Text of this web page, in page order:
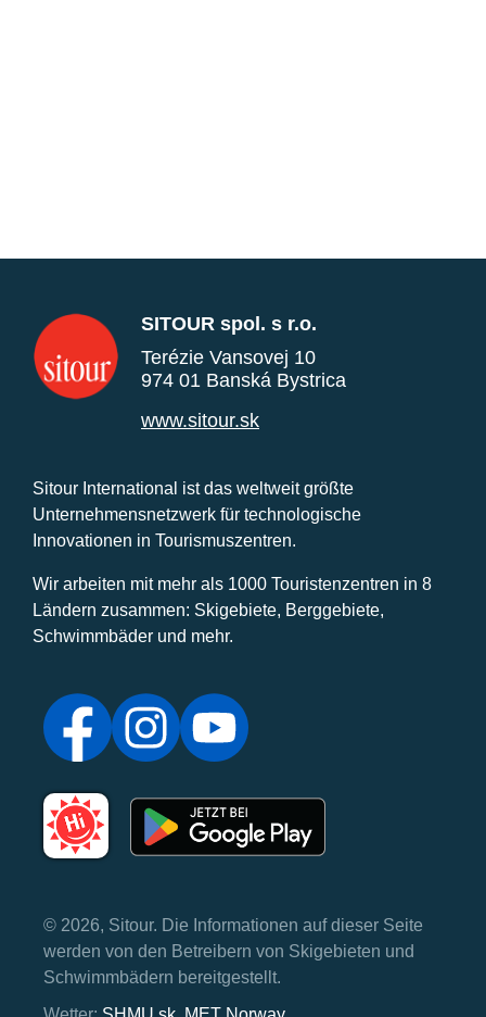
SITOUR spol. s r.o.
Terézie Vansovej 10
974 01 Banská Bystrica
www.sitour.sk
Sitour International ist das weltweit größte
Unternehmensnetzwerk für technologische
Innovationen in Tourismuszentren.
Wir arbeiten mit mehr als 1000 Touristenzentren in 8
Ländern zusammen: Skigebiete, Berggebiete,
Schwimmbäder und mehr.
© 2026, Sitour. Die Informationen auf dieser Seite
werden von den Betreibern von Skigebieten und
Schwimmbädern bereitgestellt.